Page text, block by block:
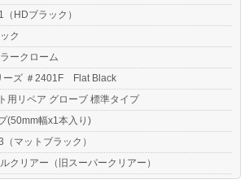
HDブラック）
ク
ークローム
ーズ ＃2401F Flat Black
用リペア グローブ 標準タイプ
(50mm幅x1本入り)
マットブラック）
クリアー（旧スーパークリアー）